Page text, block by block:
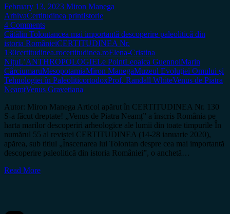
February 13, 2023 Miron Manega
ArhivaCertitudinea printIstorie
4 Comments
Cătălin Tolontancea mai importantă descoperire paleolitică din
istoria RomânieiCERTITUDINEA Nr.
130certitudinea.rocertitudinea.roElena-Cristina
NițuL’ANTHROPOLOGIELe PointLeoaica GuennolMarin
CârciumaruMesopotamiaMiron ManegaMuzeul Evoluţiei Omului şi
Tehnologiei în PaleoliticortodoxProf. Randall WhiteVenus de Piatra
NeamțVenus Gravetiana
Autor: Miron Manega Articol apărut în CERTITUDINEA Nr. 130
S-a făcut dreptate! „Venus de Piatra Neamț” a înscris România pe
harta marilor descoperiri arheologice ale lumii din toate timpurile În
numărul 55 al revistei CERTITUDINEA (14-28 ianuarie 2020),
apărea, sub titlul „Înscenarea lui Tolontan despre cea mai importantă
descoperire paleolitică din istoria României”, o anchetă…
Read More